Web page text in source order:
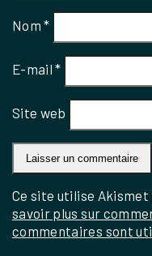
Nom*
E-mail*
Site web
Ce site utilise
savoir plus sur
commentaires sont